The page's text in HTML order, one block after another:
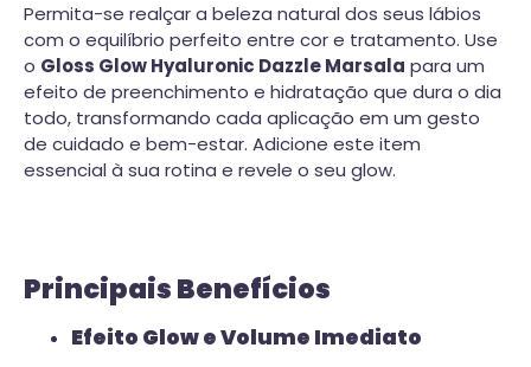
Permita-se realçar a beleza natural dos seus lábios
com o equilíbrio perfeito entre cor e tratamento. Use
o Gloss Glow Hyaluronic Dazzle Marsala para um
efeito de preenchimento e hidratação que dura o dia
todo, transformando cada aplicação em um gesto
de cuidado e bem-estar. Adicione este item
essencial à sua rotina e revele o seu glow.
Principais Benefícios
Efeito Glow e Volume Imediato